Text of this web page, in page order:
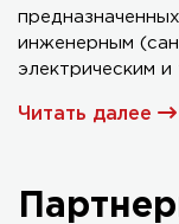
инженерным
электрическим и
Читать далее